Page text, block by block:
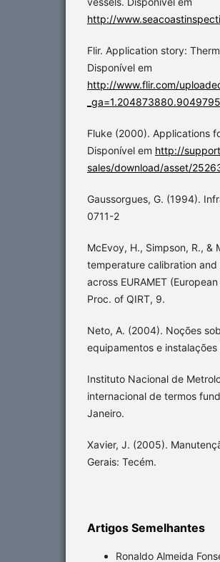
http://
Flir. Application story:
Disponível em
http://www.flir.com/
Fluke (2000). Applications
Disponível em http://
sales/download/asset/
Gaussorgues, G. (1994).
0711-2
McEvoy, H., Simpson, R., &
temperature calibration
across EURAMET
Proc. of QIRT, 9.
Neto, A. (2004). Noções
equipamentos e
Instituto Nacional de
internacional de termos
Janeiro.
Xavier, J. (2005).
Gerais: Tecém.
Artigos Semelhantes
Ronaldo Almeida